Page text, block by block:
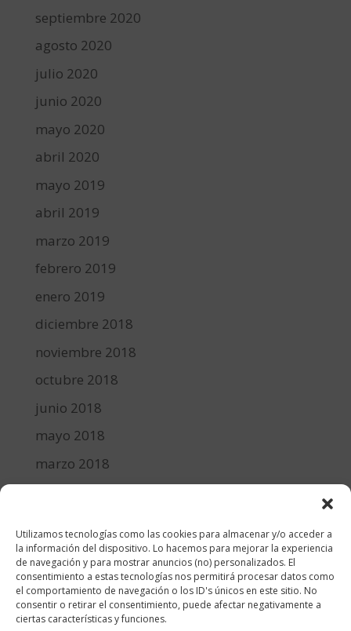
Utilizamos tecnologías como las cookies para almacenar y/o acceder a
la información del dispositivo. Lo hacemos para mejorar la experiencia
de navegación y para mostrar anuncios (no) personalizados. El
consentimiento a estas tecnologías nos permitirá procesar datos como
el comportamiento de navegación o los ID's únicos en este sitio. No
consentir o retirar el consentimiento, puede afectar negativamente a
ciertas características y funciones.
septiembre 2020
agosto 2020
julio 2020
junio 2020
mayo 2020
abril 2020
mayo 2019
abril 2019
marzo 2019
febrero 2019
enero 2019
diciembre 2018
noviembre 2018
octubre 2018
junio 2018
mayo 2018
marzo 2018
diciembre 2017
Categorías
cocina y recetas